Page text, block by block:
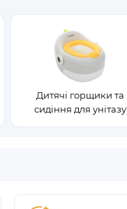
Дитячі горщики та
сидіння для унітазу